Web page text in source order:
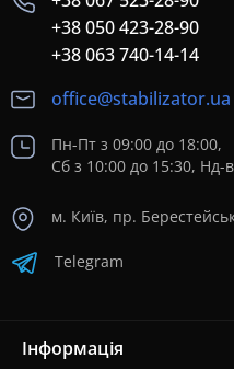
+38 050 423-28-90
+38 063 740-14-14
office@stabilizator.ua
Пн-Пт з 09:00 до 18:00,
Сб з 10:00 до 15:30, Нд-
м. Київ, пр.
Telegram
Інформація